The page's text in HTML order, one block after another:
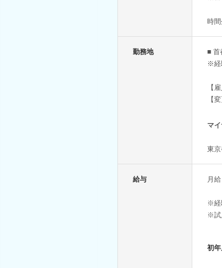
時
勤務地
■ 首
※経
【
【
マ
東
給与 月
※経
※試
初